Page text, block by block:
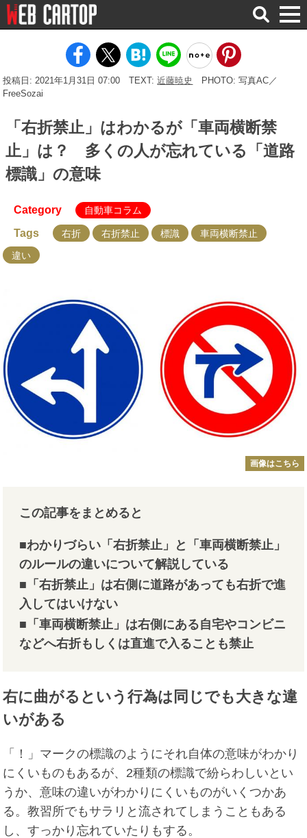
検
索
投稿日: 2021年1月31日 07:00 TEXT:近藤暁史
PHOTO: 写真AC／
FreeSozai
「右折禁止」はわかるが「車両横断禁
止」は？ 多くの人が忘れている「道路
標識」の意味
Category 自動車コラム
Tags 右折 右折禁止 標識
車両横断禁止
違い
画像はこちら
この記事をまとめると
■わかりづらい「右折禁止」と「車両横断禁止」
のルールの違いについて解説している
■「右折禁止」は右側に道路があっても右折で進
入してはいけない
■「車両横断禁止」は右側にある自宅やコンビニ
などへ右折もしくは直進で入ることも禁止
右に曲がるという行為は同じでも大きな違
いがある
「！」マークの標識のようにそれ自体の意味がわかり
にくいものもあるが、2種類の標識で紛らわしいとい
うか、意味の違いがわかりにくいものがいくつかあ
る。教習所でもサラリと流されてしまうこともある
し、すっかり忘れていたりもする。